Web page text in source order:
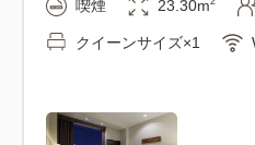
喫煙 23.30m
クイーンサイズ×1